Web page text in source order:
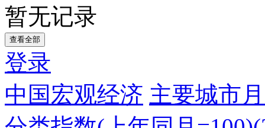
暂无记录
查看全部
登录
中国宏观经济 主要城市